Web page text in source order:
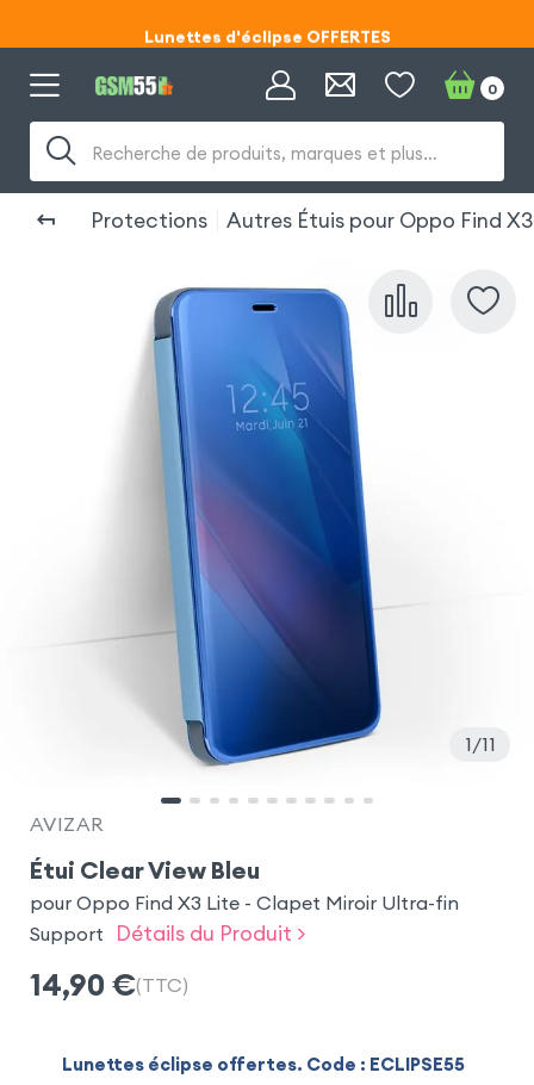
Code ECLIPSE55
Code ECLIPSE55
Recherche de produits, marques et plus…
0
Protections Autres Étuis pour Oppo Find
1 11
AVIZAR
Étui Clear View Bleu
pour Oppo Find X3 Lite - Clapet Miroir Ultra-fin
Support
Détails du Produit >
14,90 €(TTC)
Lunettes éclipse offertes. Code : ECLIPSE55